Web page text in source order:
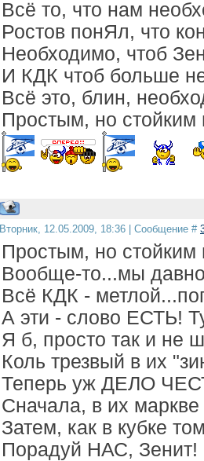
Всё то, что нам
Ростов понЯл, что
Необходимо, чтоб
И КДК чтоб больше
Всё это, блин,
Простым, но стойким
Вторник, 12.05.2009, 18:36 | Сообщение #
Простым, но стойким
Вообще-то...мы
Всё КДК -
А эти - слово ЕСТЬ!
Я б, просто так и не
Коль трезвый в их
Теперь уж ДЕЛО
Сначала, в их маркве
Затем, как в кубке
Порадуй НАС, Зенит!